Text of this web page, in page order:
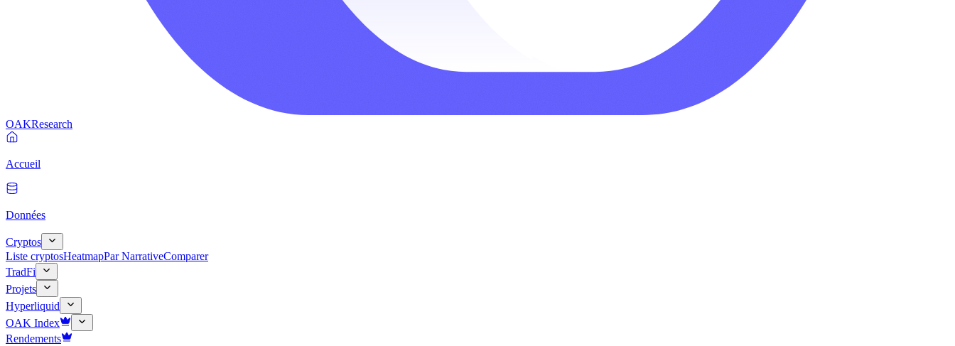
OAKResearch
Accueil
Données
Cryptos
Liste cryptosHeatmapPar NarrativeComparer
TradFi
Projets
Hyperliquid
OAK Index
Rendements